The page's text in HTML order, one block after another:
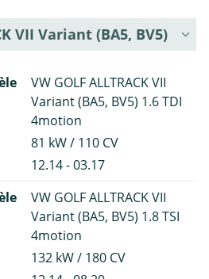
VII Variant (BA5, BV5)
VW GOLF ALLTRACK VII
Variant (BA5, BV5) 1.6 TDI
4motion
81 kW / 110 CV
12.14 - 03.17
VW GOLF ALLTRACK VII
Variant (BA5, BV5) 1.8 TSI
4motion
132 kW / 180 CV